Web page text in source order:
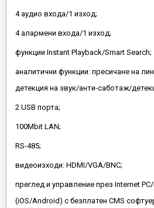
4 аудио входа/1 изход;
4 алармени входа/1 изход;
функции Instant Playback/Smart Search;
аналитични функции: пресичане на
детекция на звук/анти-саботаж/
2 USB порта;
100Mbit LAN;
RS-485;
видеоизходи: HDMI/VGA/BNC;
преглед и управление през Internet
(iOS/Android) с безплатен CMS